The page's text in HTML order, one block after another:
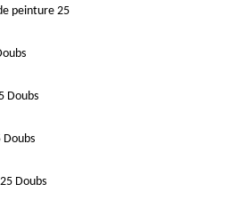
peinture 25
Doubs
Doubs